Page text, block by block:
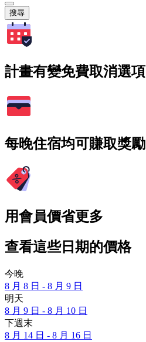
搜尋
計畫有變免費取消選項
每晚住宿均可賺取獎勵
用會員價省更多
查看這些日期的價格
今晚
8 月 8 日 - 8 月 9 日
明天
8 月 9 日 - 8 月 10 日
下週末
8 月 14 日 - 8 月 16 日